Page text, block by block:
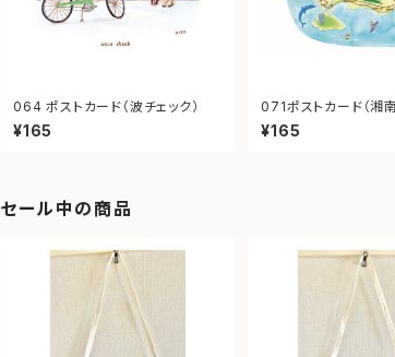
064 ポストカード（波チェック）
¥165
071ポストカード（湘
イ）
¥165
セール中の商品